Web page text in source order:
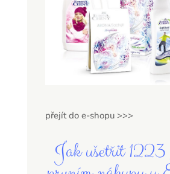
přejít do e-shopu >>>
Jak ušetřit